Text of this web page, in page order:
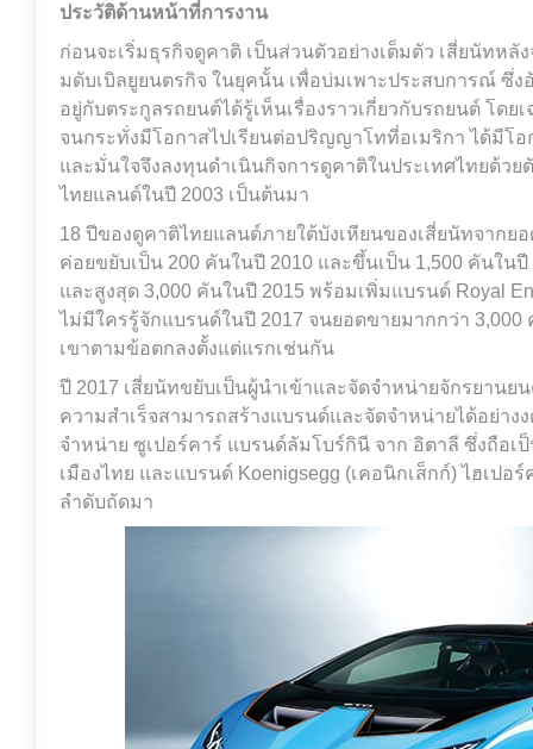
ประวัติด้านหน้าที่การงาน
ก่อนจะเริ่มธุรกิจดูคาติ เป็นส่วนตัวอย่างเต็มตัว เสี่ยนัทหลั
มดับเบิลยูยนตรกิจ ในยุคนั้น เพื่อบ่มเพาะประสบการณ์ ซึ่
อยู่กับตระกูลรถยนต์ได้รู้เห็นเรื่องราวเกี่ยวกับรถยนต์ โดย
จนกระทั่งมีโอกาสไปเรียนต่อปริญญาโทที่อเมริกา ได้มีโ
และมั่นใจจึงลงทุนดำเนินกิจการดูคาติในประเทศไทยด้วย
ไทยแลนด์ในปี 2003 เป็นต้นมา
18 ปีของดูคาติไทยแลนด์ภายใต้บังเหียนของเสี่ยนัทจาก
ค่อยขยับเป็น 200 คันในปี 2010 และขึ้นเป็น 1,500 คันใน
และสูงสุด 3,000 คันในปี 2015 พร้อมเพิ่มแบรนด์ Royal
ไม่มีใครรู้จักแบรนด์ในปี 2017 จนยอดขายมากกว่า
เขาตามข้อตกลงตั้งแต่แรกเช่นกัน
ปี 2017 เสี่ยนัทขยับเป็นผู้นำเข้าและจัดจำหน่ายจักรยานย
ความสำเร็จสามารถสร้างแบรนด์และจัดจำหน่ายได้อย่า
จำหน่าย ซูเปอร์คาร์ แบรนด์ลัมโบร์กินี จาก อิตาลี ซึ่งถือเ
เมืองไทย และแบรนด์ Koenigsegg (เคอนิกเส็กก์) ไฮเป
ลำดับถัดมา